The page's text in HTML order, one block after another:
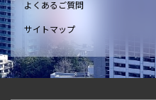
よくあるご質問
サイトマップ